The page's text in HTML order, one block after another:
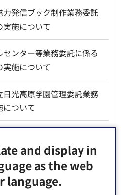
and display in
as the web
language.
力発信ブック制作業務委託
実施について
ンター等業務委託に係る
施について
日光高原学園管理委託業務
について
ロポーザルの選定結果に
燃化特区推進事業における